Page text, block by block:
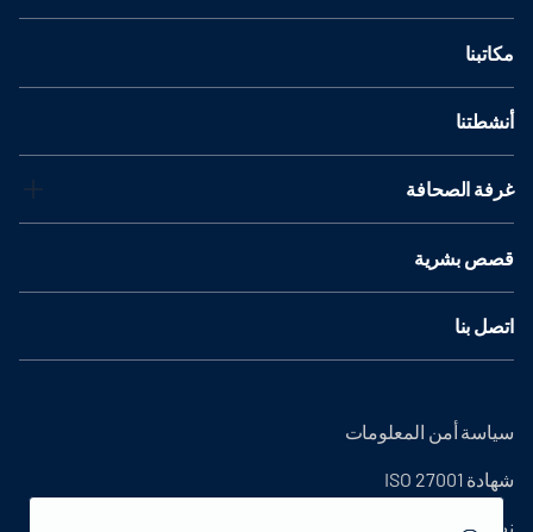
مكاتبنا
أنشطتنا
غرفة الصحافة
قصص بشرية
اتصل بنا
سياسة أمن المعلومات
شهادة ISO 27001
نص التوضيح